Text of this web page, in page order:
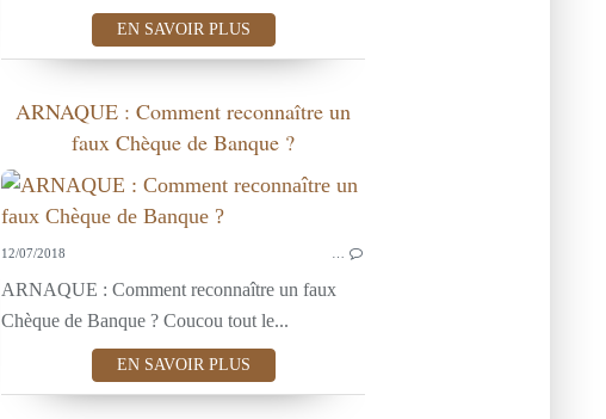
EN SAVOIR PLUS
MAISON
ARNAQUE : Comment reconnaître un
faux Chèque de Banque ?
12/07/2018
ARNAQUE : Comment reconnaître un faux
Chèque de Banque ? Coucou tout le...
EN SAVOIR PLUS